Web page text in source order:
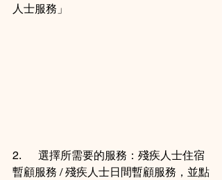
人士服務」
2.      選擇所需要的服務：殘疾人士住宿
暫顧服務 / 殘疾人士日間暫顧服務，並點